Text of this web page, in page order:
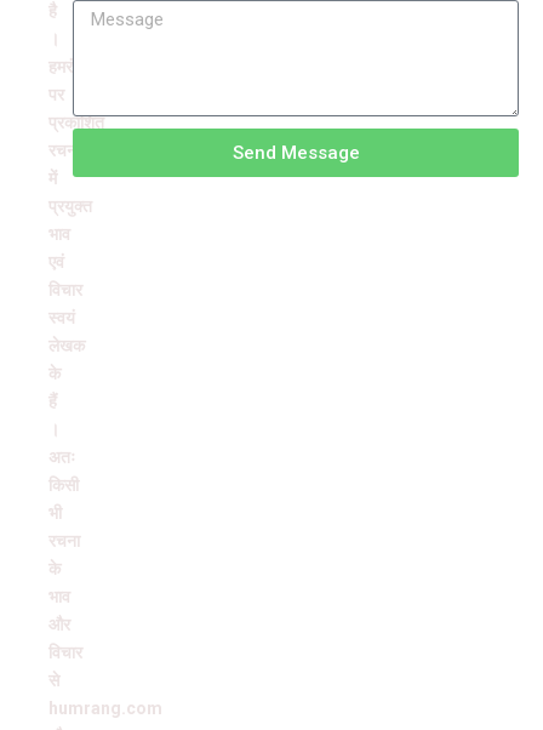
है
हमरंग
पर
प्रकाशित
रचनाओं
में
प्रयुक्त
भाव
एवं
विचार
स्वयं
लेखक
के
हैं
अतः
किसी
भी
रचना
के
भाव
और
विचार
से
humrang.com
Send Message